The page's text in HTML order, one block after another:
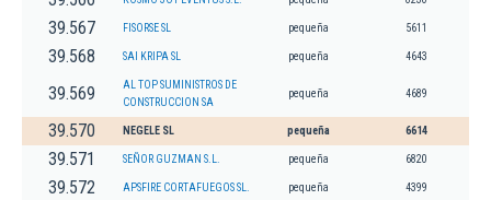
39.567 FISORSE SL pequeña 5611
39.568 SAI KRIPA SL pequeña 4643
39.569
AL TOP SUMINISTROS DE
CONSTRUCCION SA
pequeña 4689
39.570 NEGELE SL pequeña 6614
39.571 SEÑOR GUZMAN S.L. pequeña 6820
39.572 APSFIRE CORTAFUEGOS SL. pequeña 4399